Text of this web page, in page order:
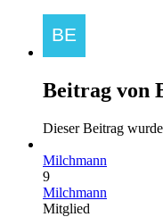
Beitrag von
Dieser Beitrag
Milchmann
9
Milchmann
Mitglied